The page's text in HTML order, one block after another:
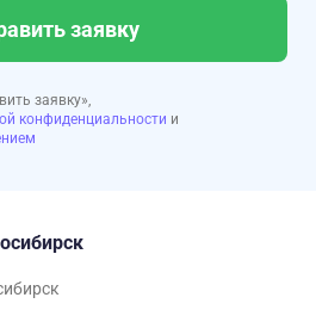
заявку
заявку»,
конфиденциальности и